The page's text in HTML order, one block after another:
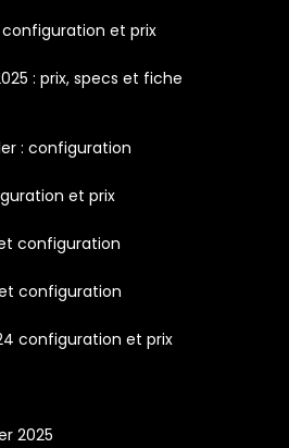
et prix
: prix, specs et fiche
: configuration
et prix
et configuration
et configuration
configuration et prix
2025